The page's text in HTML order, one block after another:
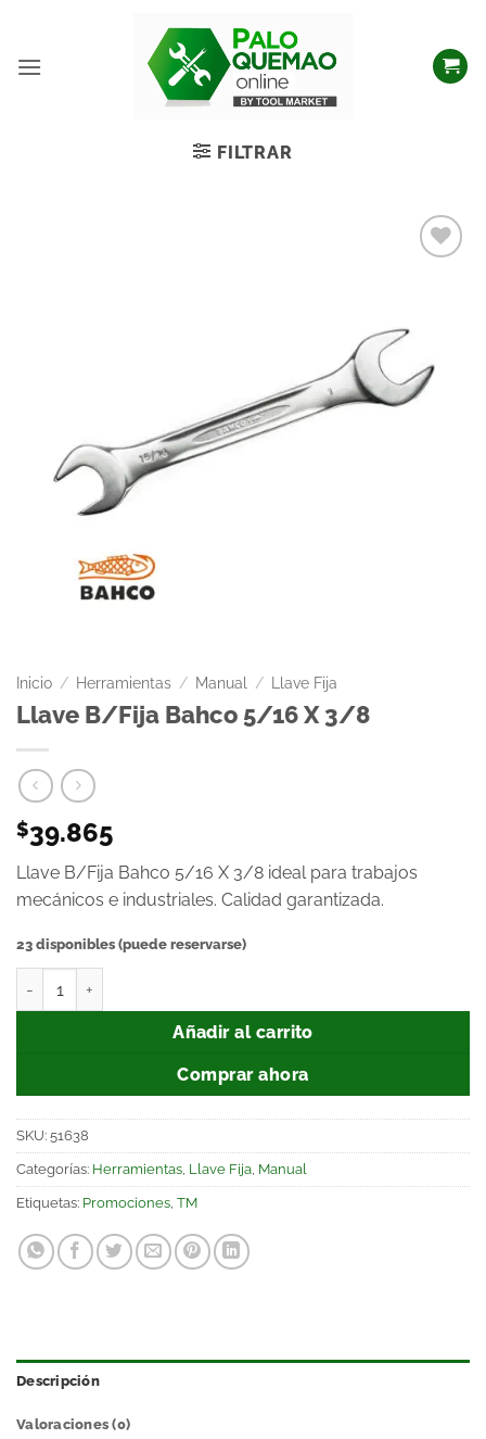
FILTRAR
lista
deseos
Inicio / Herramientas / Manual / Llave Fija
Llave B/Fija Bahco 5/16 X 3/8
$39.865
Llave B/Fija Bahco 5/16 X 3/8 ideal para trabajos
mecánicos e industriales. Calidad garantizada.
23 disponibles (puede reservarse)
Añadir al carrito
Comprar ahora
SKU: 51638
Categorías: Herramientas Llave Fija Manual
Etiquetas: Promociones TM
Descripción
Valoraciones (0)